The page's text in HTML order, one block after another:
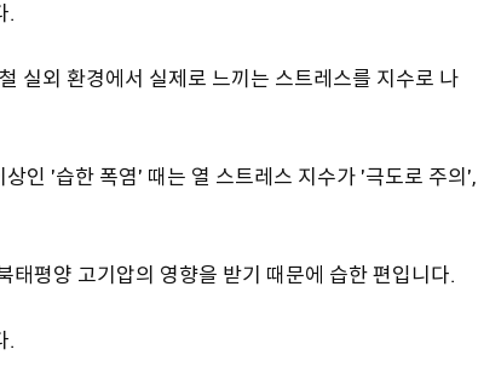
.
실외 환경에서 실제로 느끼는 스트레스를 지수로 나
인 '습한 폭염' 때는 열 스트레스 지수가 '극도로 주의',
평양 고기압의 영향을 받기 때문에 습한 편입니다.
.